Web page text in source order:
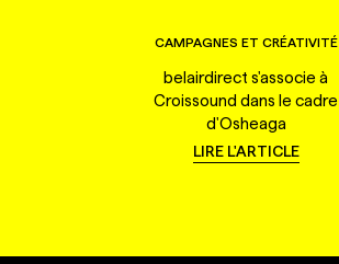
CAMPAGNES ET CRÉATIVITÉ
belairdirect s'associe à
Croissound dans le cadre
d'Osheaga
LIRE L'ARTICLE